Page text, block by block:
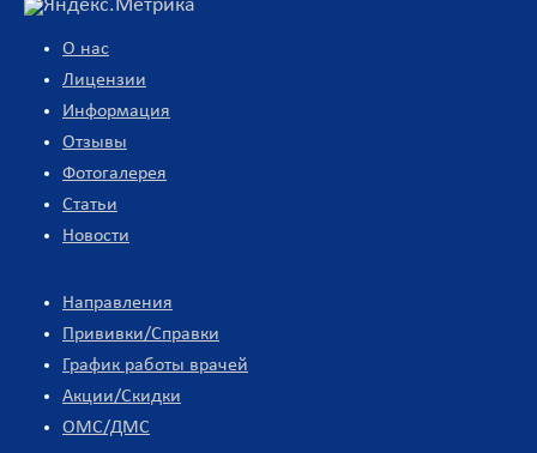
О нас
Лицензии
Информация
Отзывы
Фотогалерея
Статьи
Новости
Направления
Прививки/Справки
График работы врачей
Акции/Скидки
ОМС/ДМС